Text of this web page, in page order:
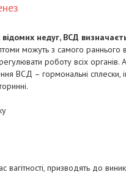
відомих недуг, ВСД
можуть з самого раннього
роботу всіх органів.
ВСД – гормональні сплески,
вагітності, призводять до